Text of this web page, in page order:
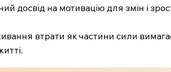
досвід на мотивацію для змін і
втрати як частини сили